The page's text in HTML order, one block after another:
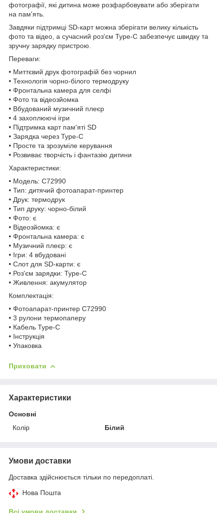
фотографії, які дитина може розфарбовувати або зберігати
на пам'ять.
Завдяки підтримці SD-карт можна зберігати велику кількість
фото та відео, а сучасний роз'єм Type-C забезпечує швидку та
зручну зарядку пристрою.
Переваги:
• Миттєвий друк фотографій без чорнил
• Технологія чорно-білого термодруку
• Фронтальна камера для селфі
• Фото та відеозйомка
• Вбудований музичний плеєр
• 4 захоплюючі ігри
• Підтримка карт пам'яті SD
• Зарядка через Type-C
• Просте та зрозуміле керування
• Розвиває творчість і фантазію дитини
Характеристики:
• Модель: C72990
• Тип: дитячий фотоапарат-принтер
• Друк: термодрук
• Тип друку: чорно-білий
• Фото: є
• Відеозйомка: є
• Фронтальна камера: є
• Музичний плеєр: є
• Ігри: 4 вбудовані
• Слот для SD-карти: є
• Роз'єм зарядки: Type-C
• Живлення: акумулятор
Комплектація:
• Фотоапарат-принтер C72990
• 3 рулони термопаперу
• Кабель Type-C
• Інструкція
• Упаковка
Приховати
Характеристики
Основні
Колір
Білий
Умови доставки
Доставка здійснюється тільки по передоплаті.
Нова Пошта
Всі умови доставки